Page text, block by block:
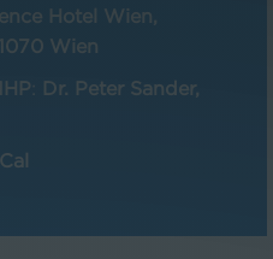
Hotel Wien,
Wien
: Dr. Peter Sander,